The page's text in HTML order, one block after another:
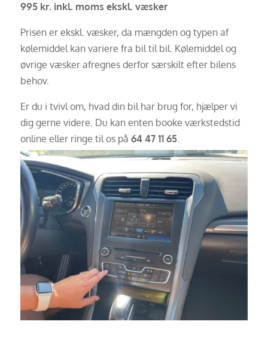
995 kr. inkl. moms ekskl. væsker
Prisen er ekskl. væsker, da mængden og typen af
kølemiddel kan variere fra bil til bil. Kølemiddel og
øvrige væsker afregnes derfor særskilt efter bilens
behov.
Er du i tvivl om, hvad din bil har brug for, hjælper vi
dig gerne videre. Du kan enten booke værkstedstid
online eller ringe til os på 64 47 11 65.